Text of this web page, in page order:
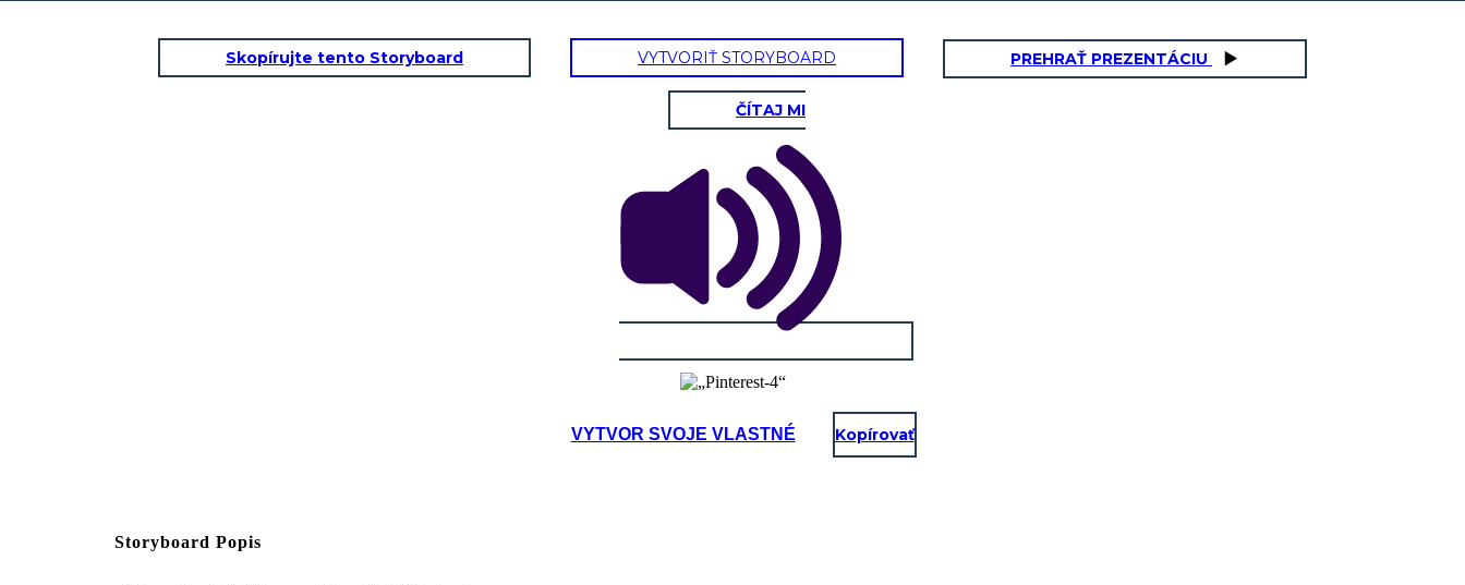
Skopírujte tento Storyboard VYTVORIŤ STORYBOARD PREHRAŤ PREZENTÁCIU
ČÍTAJ MI
VYTVOR SVOJE VLASTNÉ Kopírovať
Storyboard Popis